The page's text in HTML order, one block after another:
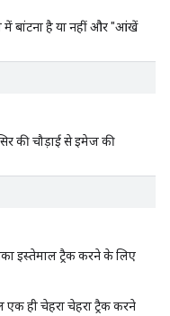
में बांटना है या नहीं और "आंखें
की चौड़ाई से इमेज की
इस्तेमाल ट्रैक करने के लिए
ही चेहरा चेहरा ट्रैक करने